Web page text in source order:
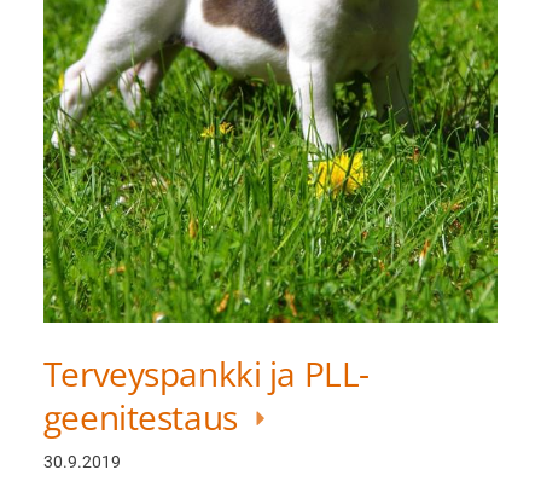
Terveyspankki ja PLL-
geenitestaus
30.9.2019